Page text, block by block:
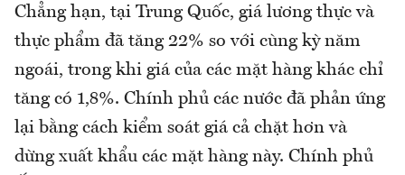
Chẳng hạn, tại Trung Quốc, giá lương thực và
thực phẩm đã tăng 22% so với cùng kỳ năm
ngoái, trong khi giá của các mặt hàng khác chỉ
tăng có 1,8%. Chính phủ các nước đã phản ứng
lại bằng cách kiểm soát giá cả chặt hơn và
dừng xuất khẩu các mặt hàng này. Chính phủ